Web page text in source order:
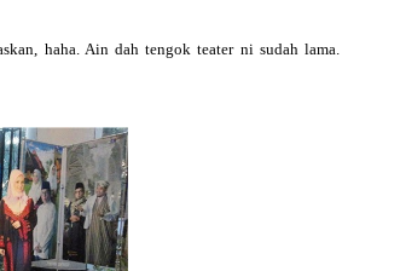
haha. Ain dah tengok teater ni sudah lama.